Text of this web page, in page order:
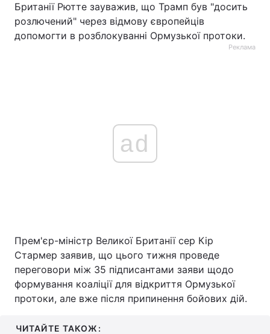
Британії Рютте зауважив, що Трамп був "досить
розлючений" через відмову європейців
допомогти в розблокуванні Ормузької протоки.
Реклама
ad
Прем'єр-міністр Великої Британії сер Кір
Стармер заявив, що цього тижня проведе
переговори між 35 підписантами заяви щодо
формування коаліції для відкриття Ормузької
протоки, але вже після припинення бойових дій.
ЧИТАЙТЕ ТАКОЖ: